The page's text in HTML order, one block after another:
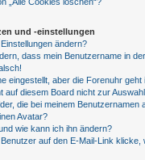
und -einstellungen
ändern?
dass mein Benutzername in
eingestellt, aber die Forenuhr
auf diesem Board nicht zur
die bei meinem Benutzernamen
Avatar?
wie kann ich ihn ändern?
auf den E-Mail-Link